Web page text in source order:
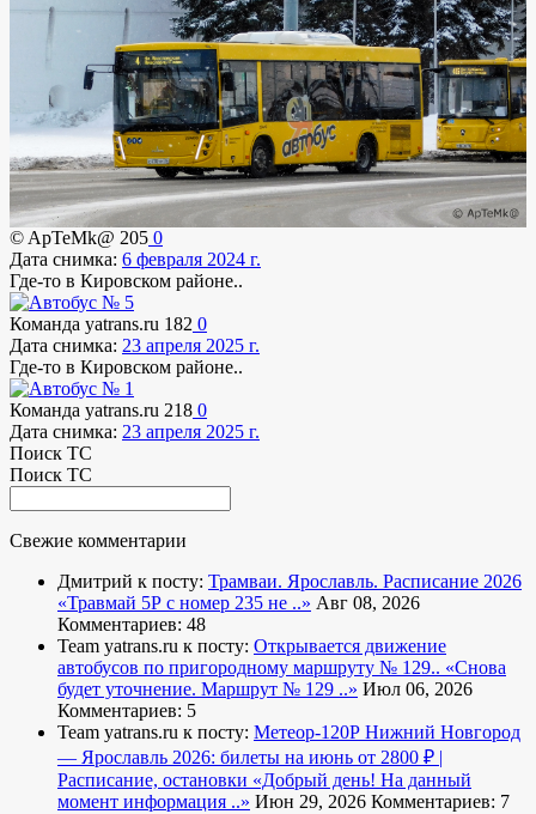
© ApTeMk@ 205 0
Дата снимка: 6 февраля 2024 г.
Где-то в Кировском районе..
Команда yatrans.ru 182 0
Дата снимка: 23 апреля 2025 г.
Где-то в Кировском районе..
Команда yatrans.ru 218 0
Дата снимка: 23 апреля 2025 г.
Поиск ТС
Поиск ТС
Свежие комментарии
Дмитрий к посту: Трамваи. Ярославль. Расписание 2026
«Травмай 5Р с номер 235 не ..» Авг 08, 2026
Комментариев: 48
Team yatrans.ru к посту: Открывается движение
автобусов по пригородному маршруту № 129.. «Снова
будет уточнение. Маршрут № 129 ..» Июл 06, 2026
Комментариев: 5
Team yatrans.ru к посту: Метеор-120Р Нижний Новгород
— Ярославль 2026: билеты на июнь от 2800 ₽ |
Расписание, остановки «Добрый день! На данный
момент информация ..» Июн 29, 2026 Комментариев: 7